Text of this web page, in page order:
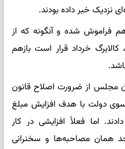
نزدیک خبر داده بودند.
فراموش شده و آنگونه که از
خرداد قرار است بازهم
مجلس از ضرورت اصلاح قانون
سوی دولت با هدف افزایش مبلغ
اما فعلاً افزایشی در کار
همان مصاحبه‌ها و سخنرانی